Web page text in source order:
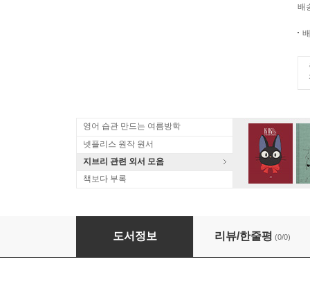
배
영어 습관 만드는 여름방학
넷플리스 원작 원서
지브리 관련 외서 모음
책보다 부록
Flüssiges Gold: Die "Biografie" der
도서정보 리뷰/한줄평 (0/0)